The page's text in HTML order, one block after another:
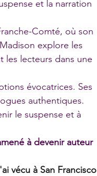
et la narration
Comté, où son
explore les
les lecteurs dans une
évocatrices. Ses
authentiques.
le suspense et à
à devenir auteur
vécu à San Francisco